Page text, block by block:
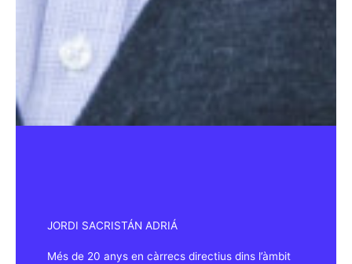
JORDI SACRISTÁN ADRIÁ
Més de 20 anys en càrrecs directius dins l’àmbit